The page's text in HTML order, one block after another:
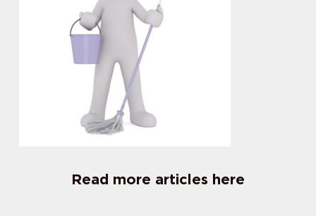
Read more articles here